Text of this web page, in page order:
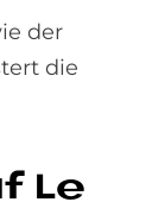
der
die
Le